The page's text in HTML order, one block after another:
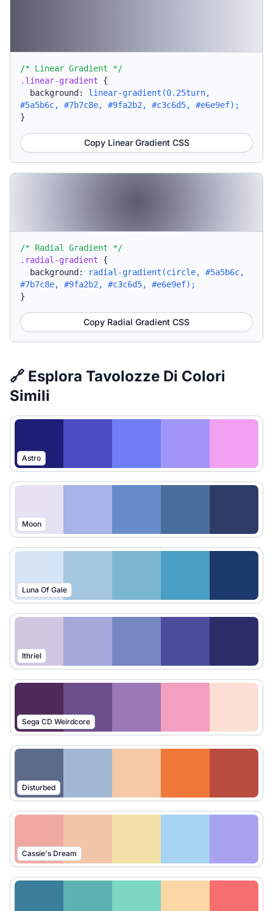
/* Linear Gradient */
.linear-gradient {
background: linear-gradient(0.25turn,
#5a5b6c, #7b7c8e, #9fa2b2, #c3c6d5, #e6e9ef);
}
Copy Linear Gradient CSS
/* Radial Gradient */
.radial-gradient {
background:
radial-gradient(circle, #5a5b6c,
#7b7c8e, #9fa2b2, #c3c6d5, #e6e9ef);
}
Copy Radial Gradient CSS
🔗 Esplora Tavolozze Di Colori
Simili
Astro
Moon
Luna Of Gale
Ithriel
Sega CD Weirdcore
Disturbed
Cassie's Dream